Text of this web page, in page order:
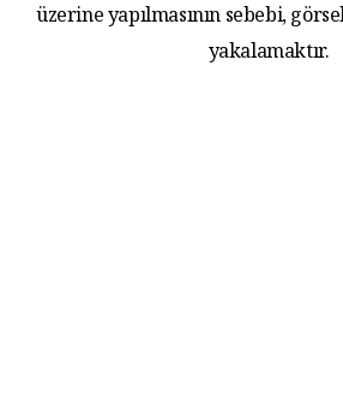
üzerine yapılmasının sebebi,
yakalamaktır.